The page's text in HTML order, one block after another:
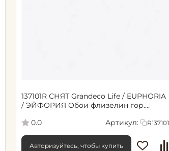
137101R СНЯТ Grandeco Life / EUPHORIA
/ ЭЙФОРИЯ Обои флизелин гор.
0.0
Артикул: R137101
Авторизуйтесь, чтобы купить